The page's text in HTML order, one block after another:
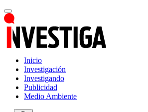
Inicio
Investigación
Investigando
Publicidad
Medio Ambiente